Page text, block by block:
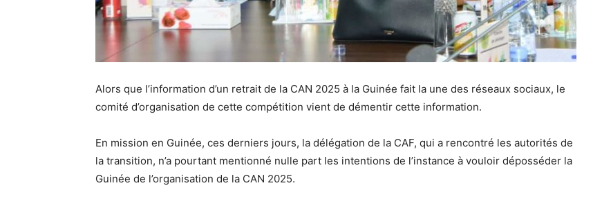
Alors que l’information d’un retrait de la CAN 2025 à la Guinée fait la une des réseaux sociaux, le
comité d’organisation de cette compétition vient de démentir cette information.
En mission en Guinée, ces derniers jours, la délégation de la CAF, qui a rencontré les autorités de
la transition, n’a pourtant mentionné nulle part les intentions de l’instance à vouloir déposséder la
Guinée de l’organisation de la CAN 2025.